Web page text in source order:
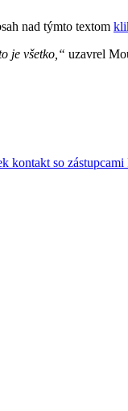
nad týmto textom
je všetko,“ uzavrel
kontakt so zástupcami